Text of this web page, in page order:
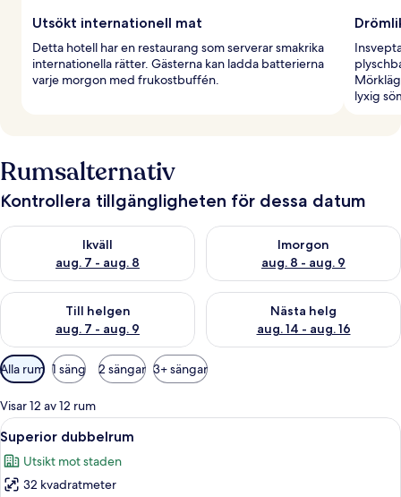
Utsökt internationell mat
Detta hotell har en restaurang som serverar smakrika
internationella rätter. Gästerna kan ladda batterierna
varje morgon med frukostbuffén.
lyxig
Rumsalternativ
Kontrollera tillgängligheten för dessa datum
Ikväll
aug. 7 - aug. 8
Kontrollera tillgängligheten för ikväll aug. 7 - aug. 8
Imorgon
aug. 8 - aug. 9
Kontrollera tillgängligheten
Till helgen
aug. 7 - aug. 9
Kontrollera tillgängligheten för den här helgen aug. 7 - aug. 9
Nästa helg
aug. 14 - aug. 16
Kontrollera tillgängligheten
Tillgängliga
filter
för
rum
Alla rum 1 säng 2 sängar 3+ sängar
Visar 12 av 12 rum
Öppna
alla
foton
för
Ett modernt hotellrum med en
8
Superior dubbelrum
Utsikt mot staden
32 kvadratmeter